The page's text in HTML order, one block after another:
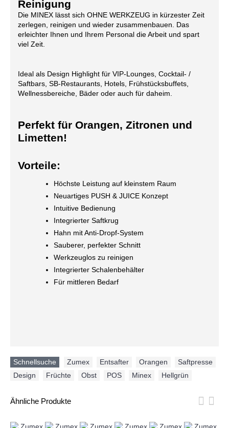
Reinigung
Die MINEX lässt sich OHNE WERKZEUG in kürzester Zeit
zerlegen, reinigen und wieder zusammenbauen. Das
erleichter Ihnen und Ihrem Personal die Arbeit und spart
viel Zeit.
Ideal als Design Highlight für VIP-Lounges, Cocktail- /
Saftbars, SB-Restaurants, Hotels, Frühstücksbuffets,
Wellnessbereiche, Bäder oder auch für daheim.
Perfekt für Orangen, Zitronen und
Limetten!
Vorteile:
Höchste Leistung auf kleinstem Raum
Neuartiges PUSH & JUICE Konzept
Intuitive Bedienung
Integrierter Saftkrug
Hahn mit Anti-Dropf-System
Sauberer, perfekter Schnitt
Werkzeuglos zu reinigen
Integrierter Schalenbehälter
Für mittleren Bedarf
Schnellsuche Zumex Entsafter Orangen Saftpresse
Design
Früchte Obst POS Minex Hellgrün
Ähnliche Produkte